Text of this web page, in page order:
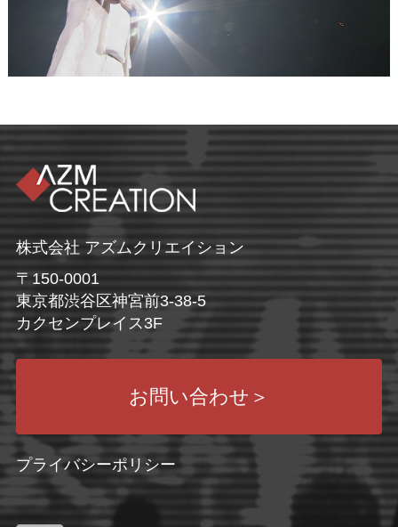
株式会社 アズムクリエイション
〒150-0001
東京都渋谷区神宮前3-38-5
カクセンプレイス3F
お問い合わせ ＞
プライバシーポリシー